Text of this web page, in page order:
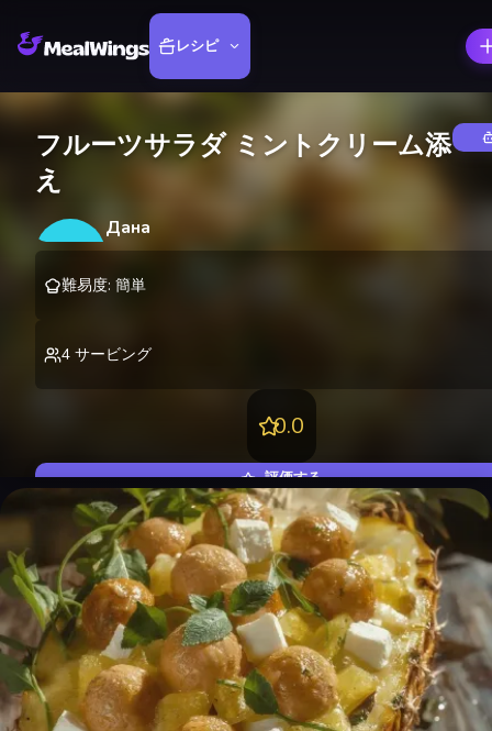
レシピ
フルーツサラダ ミントクリーム添
え
Д
Дана
難易度: 簡単
4 サービング
0.0
評価する